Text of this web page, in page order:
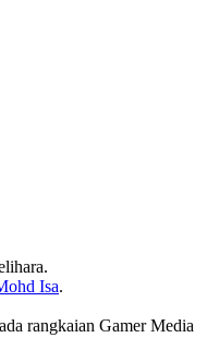
Isa.
rangkaian Gamer Media